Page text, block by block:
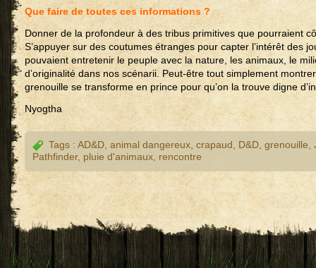
Que faire de toutes ces informations ?
Donner de la profondeur à des tribus primitives que pourraient
S’appuyer sur des coutumes étranges pour capter l’intérêt des
pouvaient entretenir le peuple avec la nature, les animaux, le
d’originalité dans nos scénarii. Peut-être tout simplement
grenouille se transforme en prince pour qu’on la trouve digne
Nyogtha
Tags : AD&D animal dangereux crapaud D&D grenouille
Pathfinder, pluie d'animaux rencontre